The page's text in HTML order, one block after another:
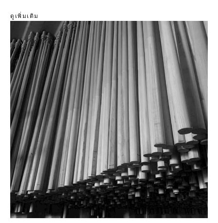
ดูเพิ่มเติม